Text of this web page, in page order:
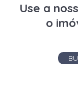
Use a
o